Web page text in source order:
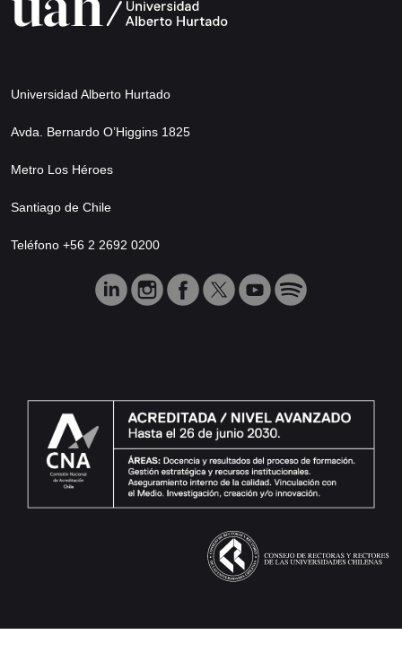
Universidad Alberto Hurtado
Avda. Bernardo O’Higgins 1825
Metro Los Héroes
Santiago de Chile
Teléfono +56 2 2692 0200